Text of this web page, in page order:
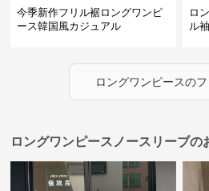
今季新作フリル裾ロングワンピ
ース韓国風カジュアル
ロ
ル
ロングワンピースの
ロングワンピースノースリーブの